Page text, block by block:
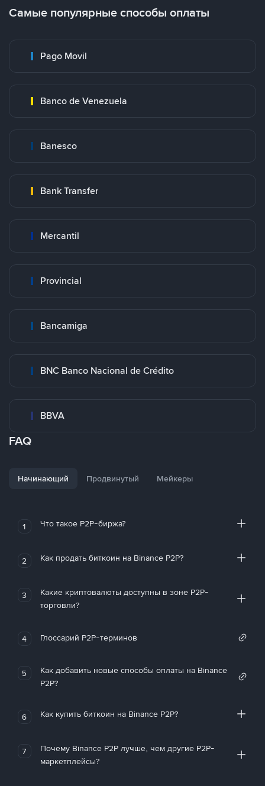
Самые популярные способы оплаты
Pago Movil
Banco de Venezuela
Banesco
Bank Transfer
Mercantil
Provincial
Bancamiga
BNC Banco Nacional de Crédito
BBVA
FAQ
Начинающий Продвинутый Мейкеры
1 Что такое P2P-биржа?
2 Как продать биткоин на Binance P2P?
3
Какие криптовалюты доступны в зоне P2P-
торговли?
4 Глоссарий P2P-терминов
5
Как добавить новые способы оплаты на Binance
P2P?
6 Как купить биткоин на Binance P2P?
7
Почему Binance P2P лучше, чем другие P2P-
маркетплейсы?